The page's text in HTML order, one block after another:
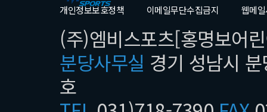
개인정보보호정책 이메일무단수집금지 웹메
(주)엠비스포츠[홍명보어
분당사무실 경기 성남시
호